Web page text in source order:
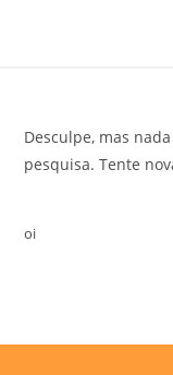
Desculpe, mas
pesquisa. Tente
oi